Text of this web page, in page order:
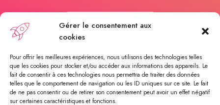
Gérer le consentement aux
cookies
Pour offrir les meilleures expériences, nous utilisons des technologies telles
que les cookies pour stocker et/ou accéder aux informations des appareils. Le
fait de consentir à ces technologies nous permettra de traiter des données
telles que le comportement de navigation ou les ID uniques sur ce site. Le fait
de ne pas consentir ou de retirer son consentement peut avoir un effet négatif
sur certaines caractéristiques et fonctions.
Appelez-moi
Payer une séance
Rendez-vous en ligne